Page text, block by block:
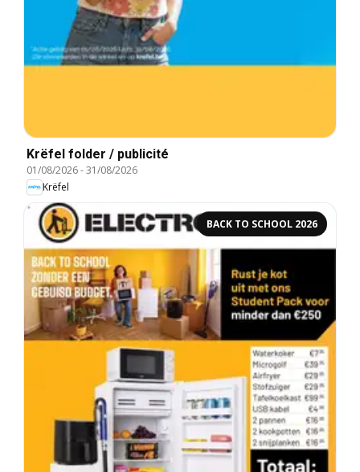
Krëfel folder / publicité
01/08/2026-31/08/2026
Krëfel
BACK TO SCHOOL 2026